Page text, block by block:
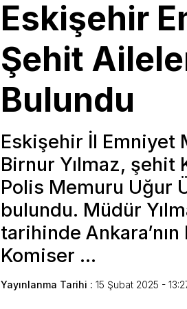
Eskişehir
Şehit
Bulundu
Eskişehir İl Emniyet
Birnur Yılmaz,
Polis Memuru Uğur
bulundu. Müdür
tarihinde
Komiser …
Yayınlanma Tarihi : 15 Şubat 2025 -